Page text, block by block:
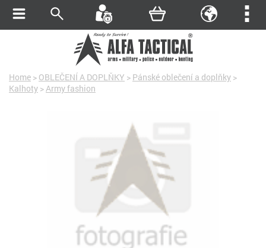
Home > OBLEČENÍ A DOPLŇKY > Pánské oblečení a doplňky >
Kalhoty >Army fashion